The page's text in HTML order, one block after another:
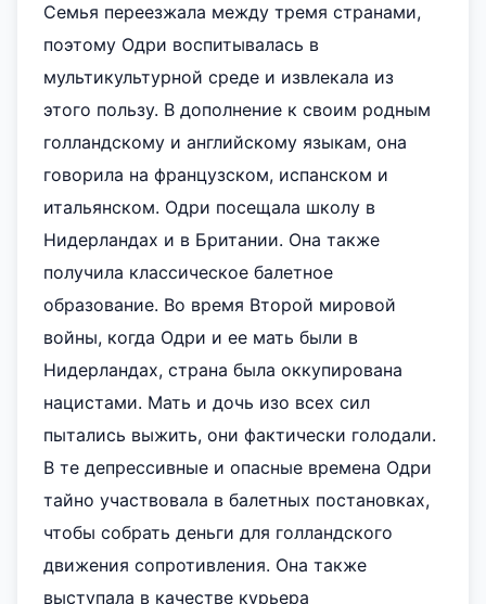
Семья переезжала между тремя странами,
поэтому Одри воспитывалась в
мультикультурной среде и извлекала из
этого пользу. В дополнение к своим родным
голландскому и английскому языкам, она
говорила на французском, испанском и
итальянском. Одри посещала школу в
Нидерландах и в Британии. Она также
получила классическое балетное
образование. Во время Второй мировой
войны, когда Одри и ее мать были в
Нидерландах, страна была оккупирована
нацистами. Мать и дочь изо всех сил
пытались выжить, они фактически голодали.
В те депрессивные и опасные времена Одри
тайно участвовала в балетных постановках,
чтобы собрать деньги для голландского
движения сопротивления. Она также
выступала в качестве курьера